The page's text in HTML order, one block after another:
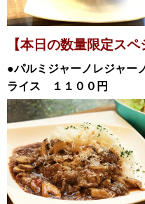
【本日の数量限定スペ
●パルミジャーノレジャー
ライス １１００ 円